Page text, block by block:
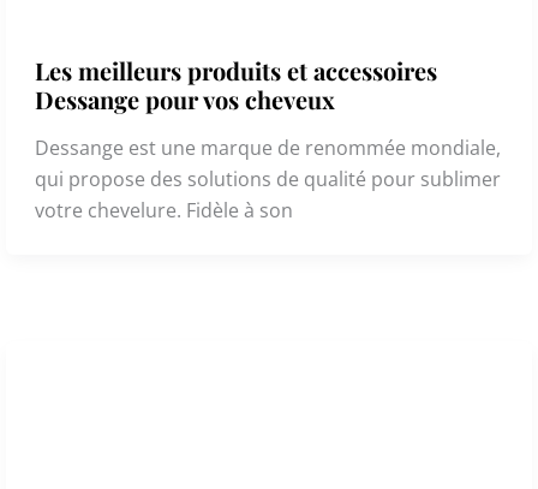
Les meilleurs produits et accessoires
Dessange pour vos cheveux
Dessange est une marque de renommée mondiale,
qui propose des solutions de qualité pour sublimer
votre chevelure. Fidèle à son